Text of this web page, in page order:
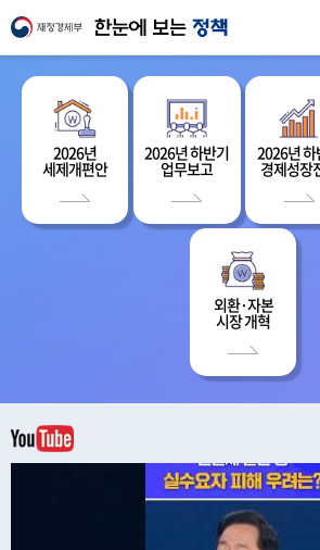
2026년
세제개편안
2026년 하반기
업무보고
2026년 하
경제성장
외환·자본
시장 개혁